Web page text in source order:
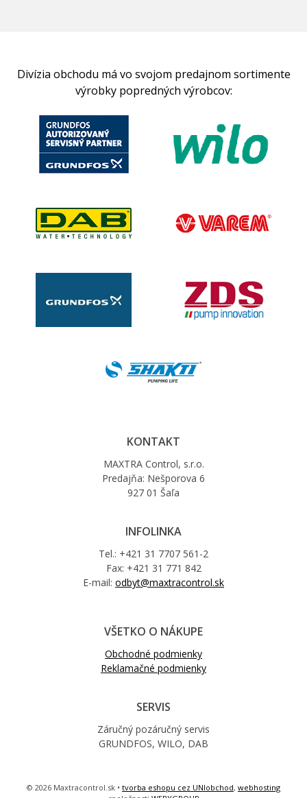
Divízia obchodu má vo svojom predajnom sortimente
výrobky popredných výrobcov:
KONTAKT
MAXTRA Control, s.r.o.
Predajňa: Nešporova 6
927 01 Šaľa
INFOLINKA
Tel.: +421 31 7707 561-2
Fax: +421 31 771 842
E-mail: odbyt@maxtracontrol.sk
VŠETKO O NÁKUPE
Obchodné podmienky
Reklamačné podmienky
SERVIS
Záručný pozáručný servis
GRUNDFOS, WILO, DAB
© 2026 Maxtracontrol.sk • tvorba eshopu cez UNIobchod, webhosting